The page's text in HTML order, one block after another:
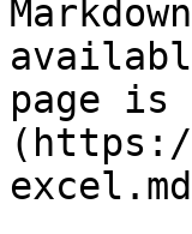
page is